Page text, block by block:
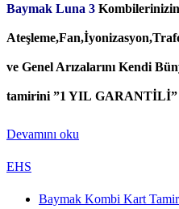
Baymak Luna 3
ve Genel Arızalarını Kendi
tamirini ”1 YIL GARANTİLİ”
Devamını oku
EHS
Baymak Kombi Kart